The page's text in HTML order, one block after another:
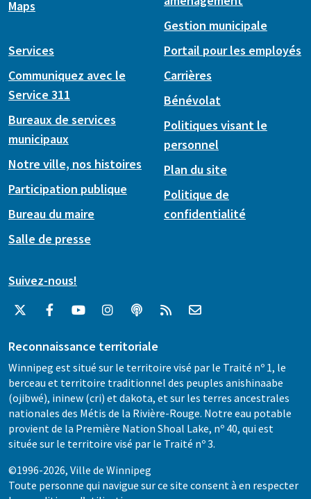
Maps
Gestion municipale
Services
Communiquez avec le
Service 311
Bureaux de services
municipaux
Notre ville, nos histoires
Participation publique
Bureau du maire
Salle de presse
Portail pour les employés
Carrières
Bénévolat
Politiques visant le
personnel
Plan du site
Politique de
confidentialité
Suivez-nous!
Reconnaissance territoriale
Winnipeg est situé sur le territoire visé par le Traité nº 1, le
berceau et territoire traditionnel des peuples anishinaabe
(ojibwé), ininew (cri) et dakota, et sur les terres ancestrales
nationales des Métis de la Rivière-Rouge. Notre eau potable
provient de la Première Nation Shoal Lake, nº 40, qui est
située sur le territoire visé par le Traité nº 3.
©1996-2026, Ville de Winnipeg
Toute personne qui navigue sur ce site consent à en respecter